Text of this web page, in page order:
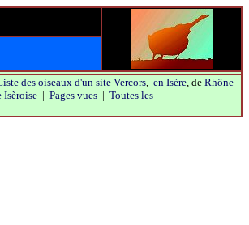
des oiseaux d'un site Vercors, en Isère, de Rhône-
Isèroise| Pages vues| Toutes les